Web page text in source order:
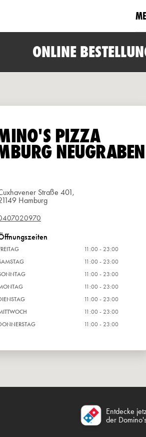
ONLINE
PIZZA
NEUGRABEN
Straße 401,
Hamburg
11:00 - 23:00
11:00 - 23:00
11:00 - 23:00
11:00 - 23:00
11:00 - 23:00
11:00 - 23:00
11:00 - 23:00
Entdecke
der